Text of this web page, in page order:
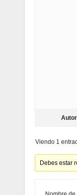
Autor
Viendo 1
Debes estar